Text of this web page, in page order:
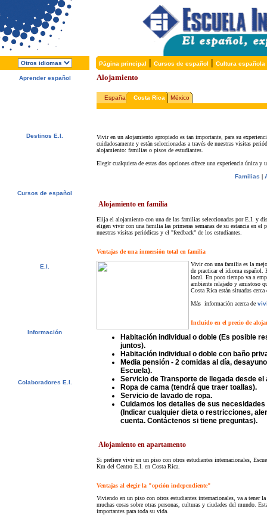
Página principal | Cursos de español | Cultura española
Aprender español
Destinos E.I.
Cursos de español
E.I.
Información
Colaboradores E.I.
Alojamiento
España Costa Rica México
Vivir en un alojamiento apropiado es tan importante, para su
cuidadosamente y están seleccionadas a través de nuestras visitas
alojamiento: familias o pisos de estudiantes.
Elegir cualquiera de estas dos opciones ofrece una experiencia única y
Familias |
Alojamiento en familia
Elija el alojamiento con una de las familias seleccionadas por E.I. y
eligen vivir con una familia las primeras semanas de su estancia en el
nuestras visitas periódicas y el "feedback" de los estudiantes.
Ventajas de una inmersión total en familia
Vivir con una familia es la
de practicar el idioma español.
local. En poco tiempo va a
ambiente relajado y amistoso
Costa Rica están situadas
Más información acerca de
Incluido en el precio de
Habitación individual o doble (Es posible
juntos).
Habitación individual o doble con baño
Media pensión - 2 comidas al día,
Escuela).
Servicio de Transporte de llegada desde
Ropa de cama (tendrá que traer toallas).
Servicio de lavado de ropa.
Cuidamos los detalles de sus
(Indicar cualquier dieta o restricciones,
cuenta. Contáctenos si tiene preguntas).
Alojamiento en apartamento
Si prefiere vivir en un piso con otros estudiantes internacionales,
Km del Centro E.I. en Costa Rica.
Ventajas al elegir la "opción independiente"
Viviendo en un piso con otros estudiantes internacionales, va a tener
muchas cosas sobre otras personas, culturas y ciudades del mundo.
importantes para toda su vida.